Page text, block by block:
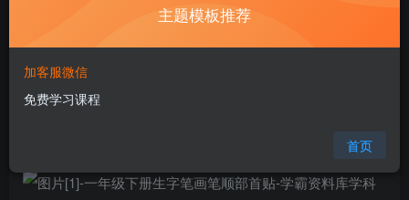
暂时无法购买，请与站长联系
格式
页数
主题模板推荐
加客服微信
免费学习课程
首页